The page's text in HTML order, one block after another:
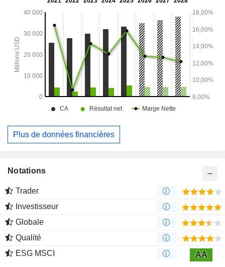
Plus de données financières
Notations
Trader
Investisseur
Globale
Qualité
ESG MSCI
AA